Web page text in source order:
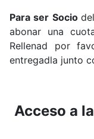
Para ser Socio
abonar una
Rellenad por
entregadla junto
Acceso a